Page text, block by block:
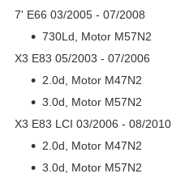
7' E66 03/2005 - 07/2008
730Ld, Motor M57N2
X3 E83 05/2003 - 07/2006
2.0d, Motor M47N2
3.0d, Motor M57N2
X3 E83 LCI 03/2006 - 08/2010
2.0d, Motor M47N2
3.0d, Motor M57N2